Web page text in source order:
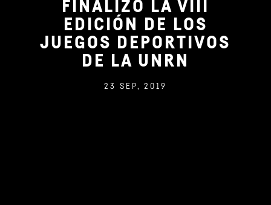
FINALIZÓ LA VIII
EDICIÓN DE LOS
JUEGOS DEPORTIVOS
DE LA UNRN
23 SEP, 2019